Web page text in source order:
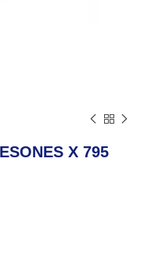
X 795